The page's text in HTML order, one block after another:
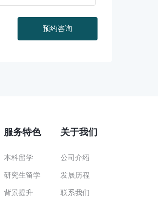
预约咨询
服务特色
本科留学
研究生留学
背景提升
关于我们
公司介绍
发展历程
联系我们